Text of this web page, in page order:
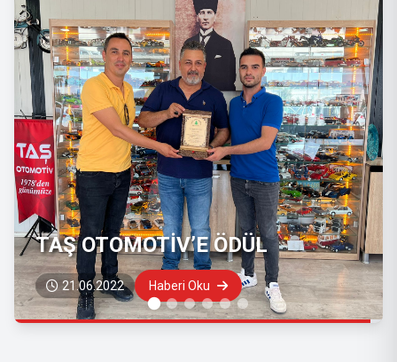
TURGUT OTOMOTİV PLAZA
SİZLERİ BEKLİYOR
25.05.2022 Haberi Oku